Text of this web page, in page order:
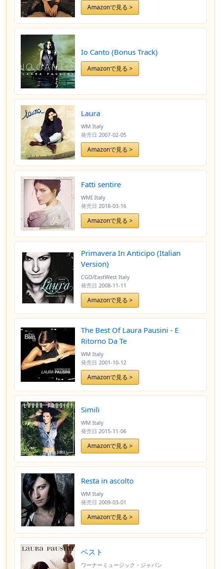
Amazonで見る >
Io Canto (Bonus Track)
Amazonで見る >
Laura
WM Italy
発売日 2007-02-05
Amazonで見る >
Fatti sentire
WMI Italy
発売日 2018-03-16
Amazonで見る >
Primavera In Anticipo (Italian
Version)
CGD/EastWest Italy
発売日 2008-11-11
Amazonで見る >
The Best Of Laura Pausini - E
Ritorno Da Te
WM Italy
発売日 2001-10-12
Amazonで見る >
Simili
WM Italy
発売日 2015-11-06
Amazonで見る >
Resta in ascolto
WM Italy
発売日 2009-03-01
Amazonで見る >
ベスト
ワーナーミュージック・ジャパン